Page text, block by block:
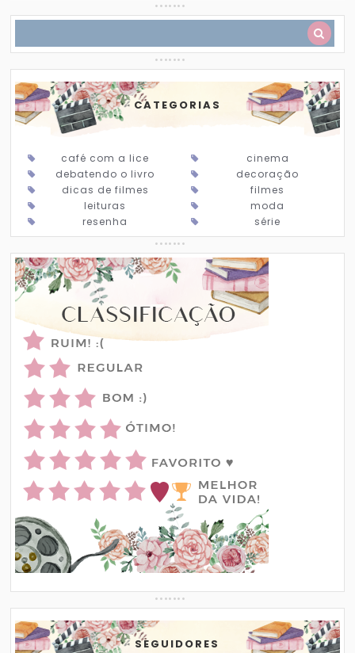
CATEGORIAS
café com a lice
cinema
debatendo o livro
decoração
dicas de filmes
filmes
leituras
moda
resenha
série
SEGUIDORES